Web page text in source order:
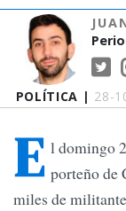
POLÍTICA | 28-
E l domingo
porteño de
miles de